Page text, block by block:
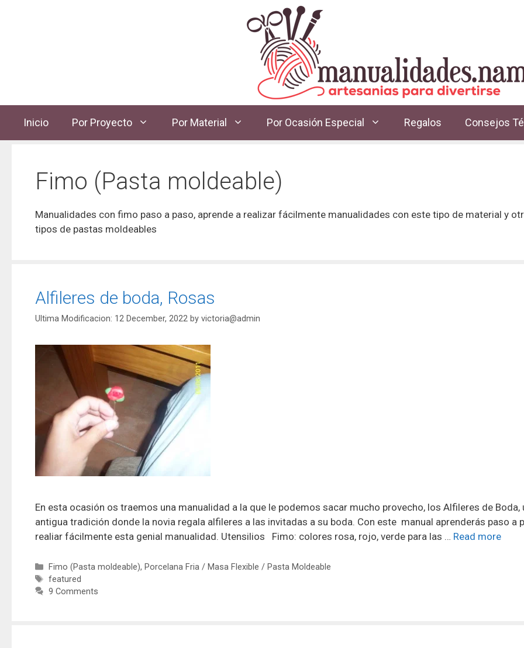
Inicio Por Proyecto Por Material Por Ocasión Especial Regalos Consejos
Fimo (Pasta moldeable)
Manualidades con fimo paso a paso, aprende a realizar fácilmente manualidades con este tipo de material y
tipos de pastas moldeables
Alfileres de boda, Rosas
12 December, 2022 by victoria@admin
En esta ocasión os traemos una manualidad a la que le podemos sacar mucho provecho, los Alfileres de Boda,
antigua tradición donde la novia regala alfileres a las invitadas a su boda. Con este manual aprenderás paso a
realiar fácilmente esta genial manualidad. Utensilios Fimo: colores rosa, rojo, verde para las … Read more
Fimo (Pasta moldeable), Porcelana Fria / Masa Flexible / Pasta Moldeable
featured
9 Comments